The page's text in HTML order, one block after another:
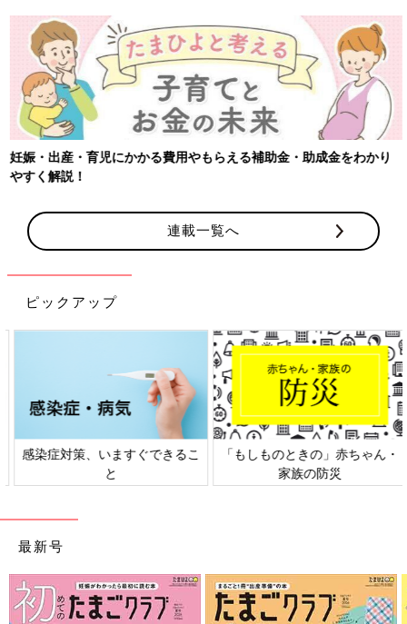
妊娠・出産・育児にかかる費用やもらえる補助金・助成金をわかり
やすく解説！
連載一覧へ
ピックアップ
感染症対策、いますぐできるこ
と
「もしものときの」赤ちゃん・
家族の防災
最新号